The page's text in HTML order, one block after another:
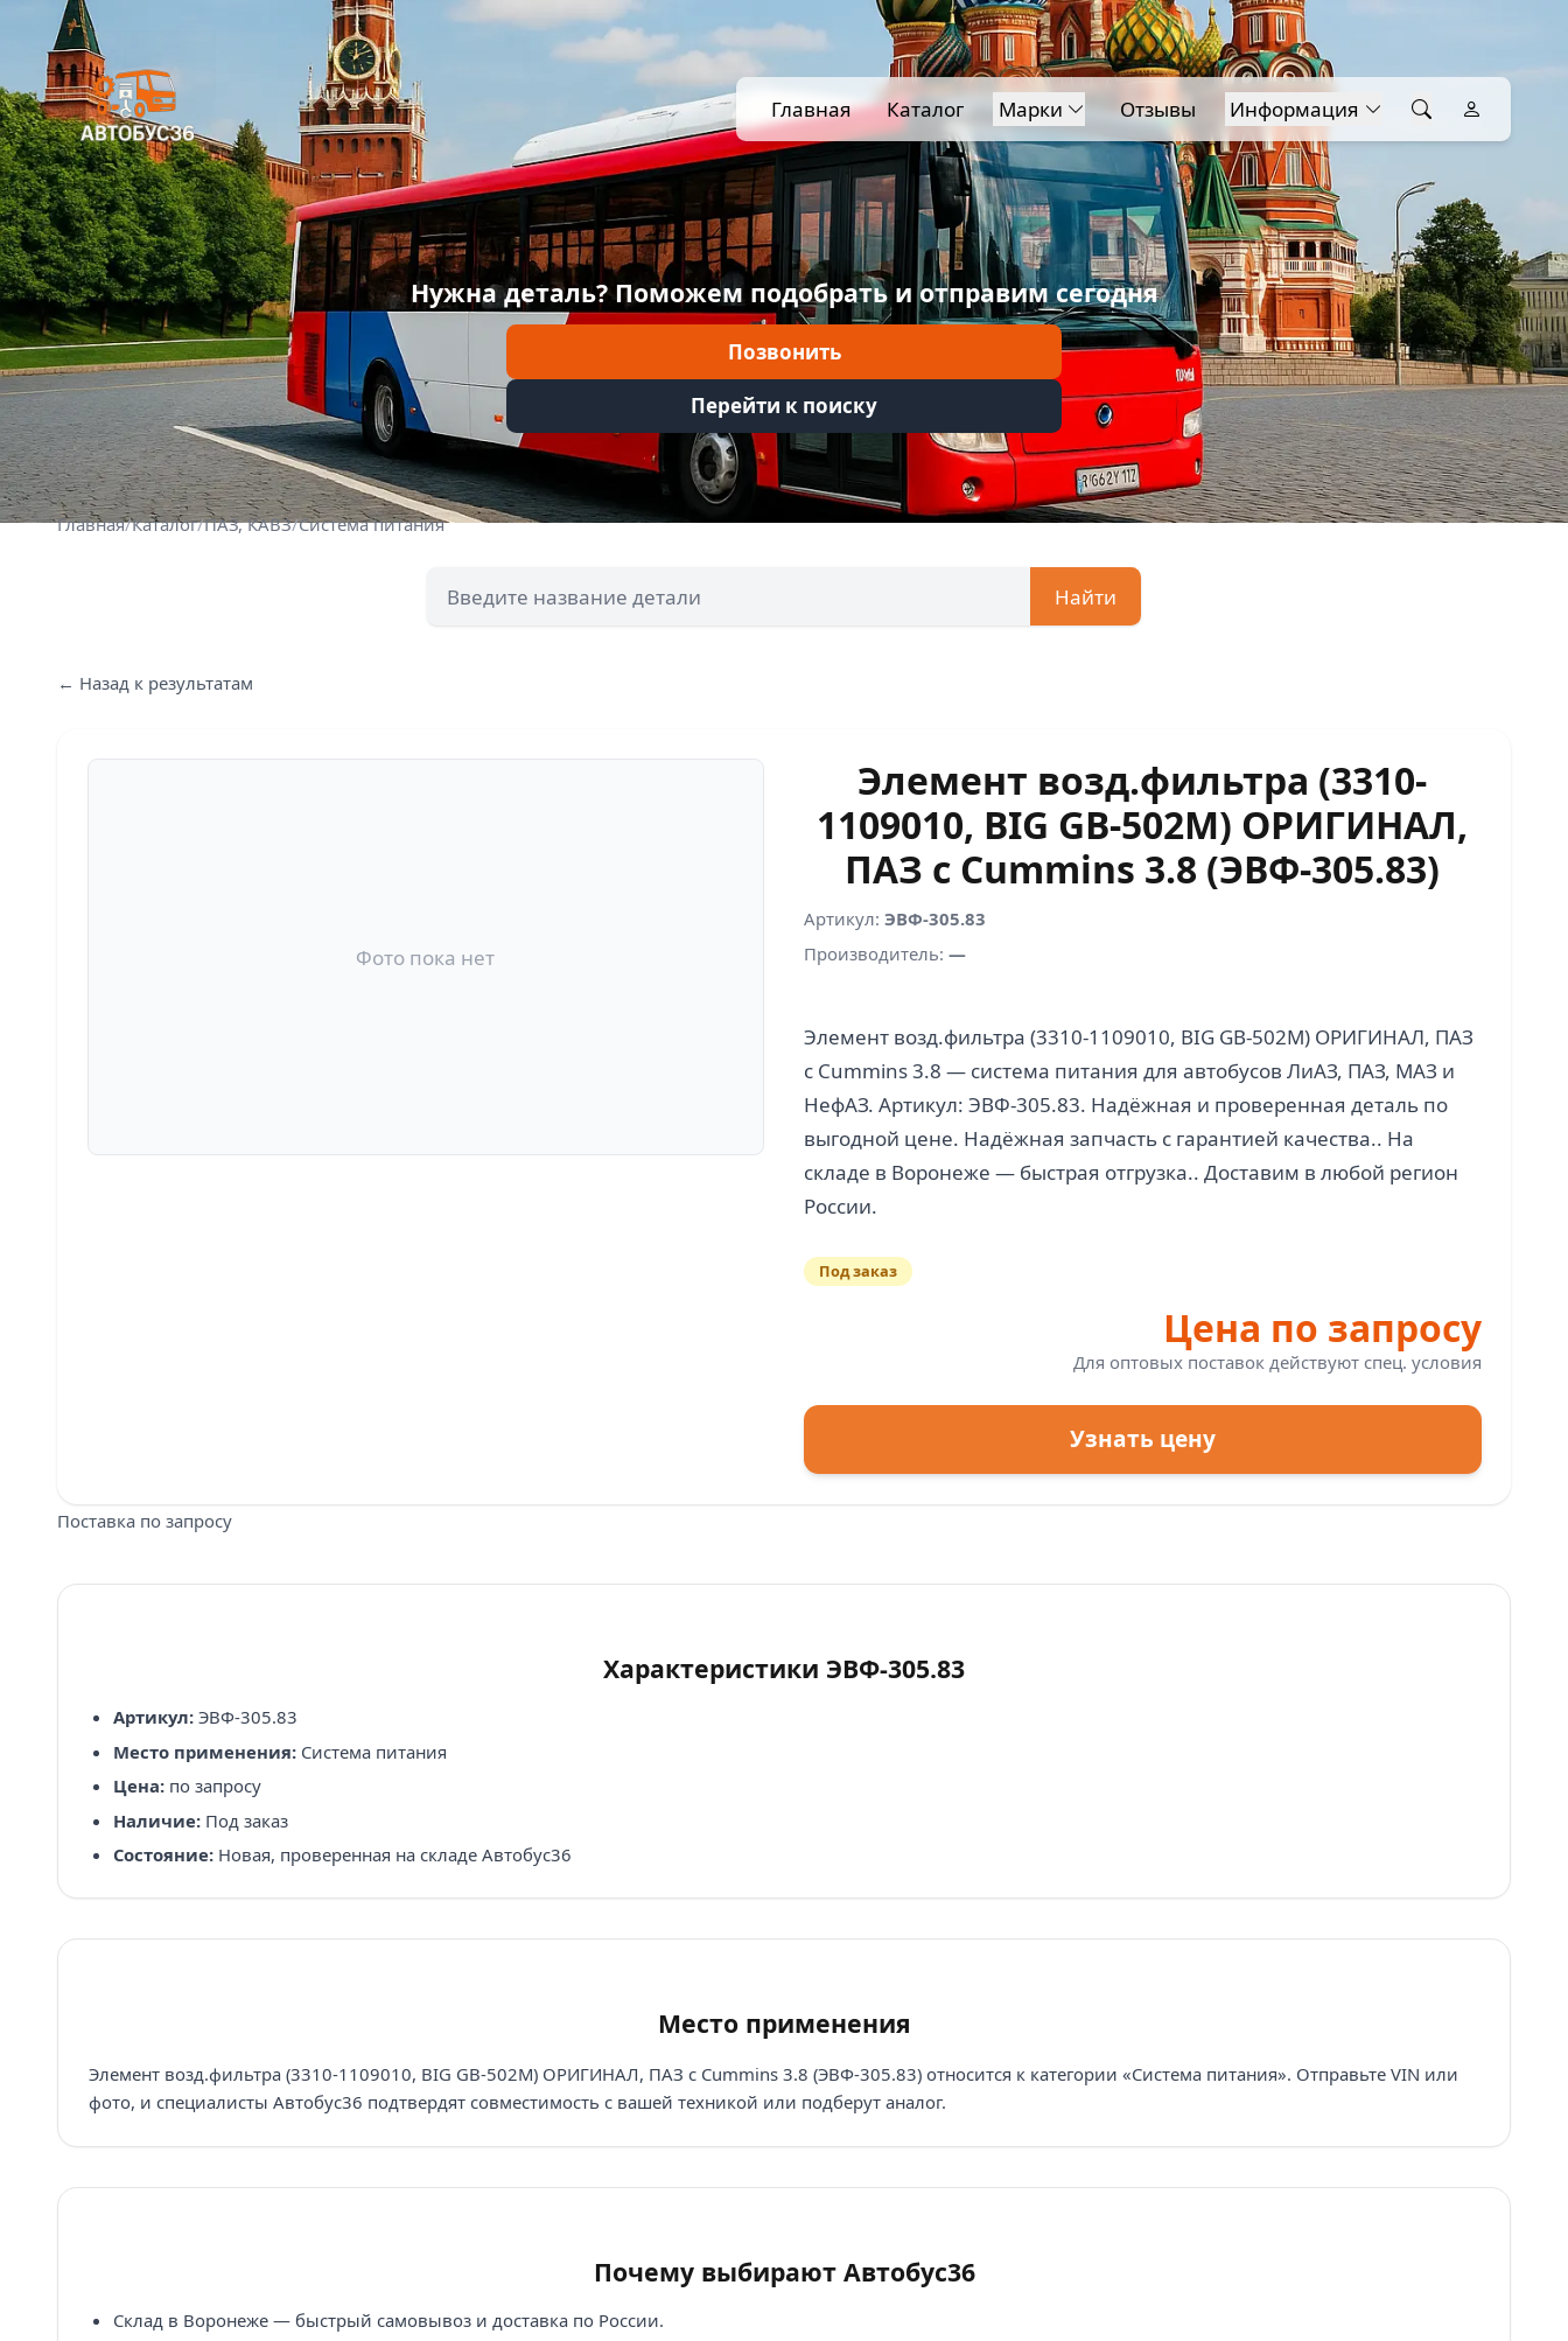
Главная Каталог Марки Отзывы Информация
Нужна деталь? Поможем подобрать и отправим сегодня
Позвонить
Перейти к поиску
Главная/Каталог/ПАЗ, КАВЗ/Система питания
Найти
← Назад к результатам
Фото пока нет
Элемент возд.фильтра (3310-
1109010, BIG GB-502M) ОРИГИНАЛ,
ПАЗ c Cummins 3.8 (ЭВФ-305.83)
Артикул: ЭВФ-305.83
Производитель: —
Элемент возд.фильтра (3310-1109010, BIG GB-502M) ОРИГИНАЛ, ПАЗ
c Cummins 3.8 — система питания для автобусов ЛиАЗ, ПАЗ, МАЗ и
НефАЗ. Артикул: ЭВФ-305.83. Надёжная и проверенная деталь по
выгодной цене. Надёжная запчасть с гарантией качества.. На
складе в Воронеже — быстрая отгрузка.. Доставим в любой регион
Под заказ
Цена по запросу
Для оптовых поставок действуют спец. условия
Узнать цену
Поставка по запросу
Характеристики ЭВФ-305.83
Артикул:ЭВФ-305.83
Место применения:Система питания
Цена:по запросу
Наличие:Под заказ
Состояние:Новая, проверенная на складе Автобус36
Место применения
Элемент возд.фильтра (3310-1109010, BIG GB-502M) ОРИГИНАЛ, ПАЗ c Cummins 3.8 (ЭВФ-305.83) относится к категории «Система питания». Отправьте VIN или
фото, и специалисты Автобус36 подтвердят совместимость с вашей техникой или подберут аналог.
Почему выбирают Автобус36
Склад в Воронеже — быстрый самовывоз и доставка по России.